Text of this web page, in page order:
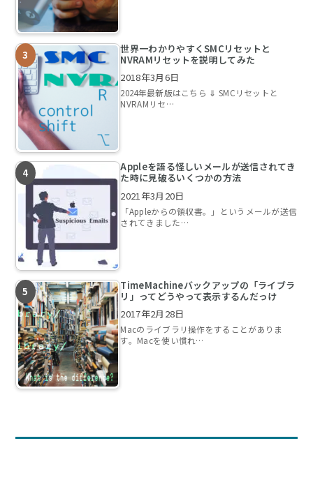
世界一わかりやすくSMCリセットと
NVRAMリセットを説明してみた
2018年3月6日
2024年最新版はこちら ⇓ SMCリセットと
NVRAMリセ…
Appleを語る怪しいメールが送信されてき
た時に見破るいくつかの方法
2021年3月20日
「Appleからの領収書。」というメールが送信
されてきました…
TimeMachineバックアップの「ライブラ
リ」ってどうやって表示するんだっけ
2017年2月28日
Macのライブラリ操作をすることがありま
す。Macを使い慣れ…